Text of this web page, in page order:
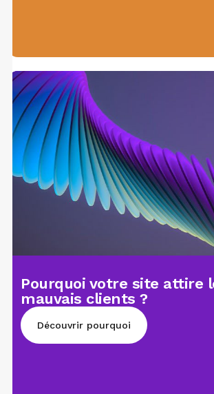
Pourquoi votre site attire
mauvais clients ?
Découvrir pourquoi